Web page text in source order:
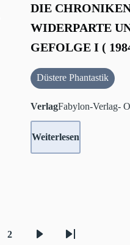
DIE
WIDERPARTE
GEFOLGE I (
Düstere Phantastik
VerlagFabylon-Verlag-
Weiterlesen
2
Letzte